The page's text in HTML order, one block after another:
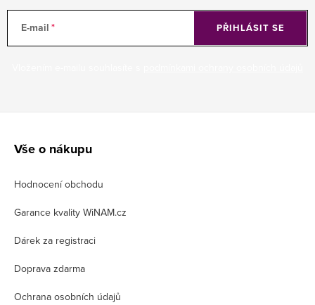
E-mail PŘIHLÁSIT SE
Vše o nákupu
Hodnocení obchodu
Garance kvality WiNAM.cz
Dárek za registraci
Doprava zdarma
Ochrana osobních údajů